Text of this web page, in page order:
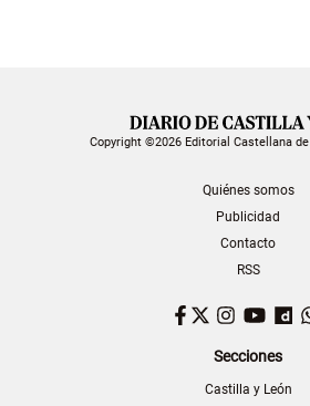
Copyright ©2026 Editorial Castellana
Quiénes somos
Publicidad
Contacto
RSS
Facebook
Twitter
Secciones
Castilla y León